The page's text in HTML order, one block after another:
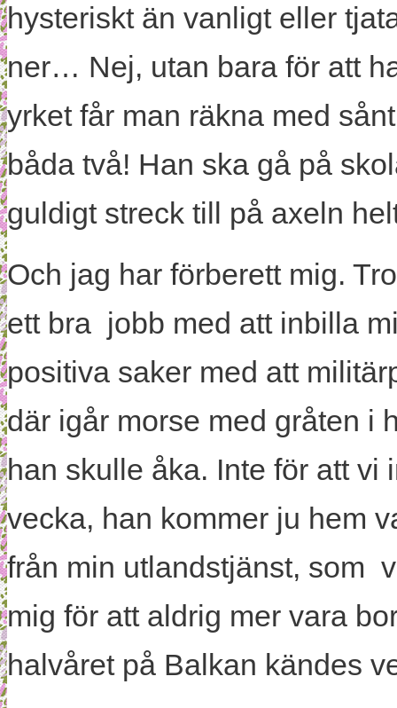
hysteriskt än vanligt eller
ner… Nej, utan bara för att
yrket får man räkna med
båda två! Han ska gå på
guldigt streck till på axeln
Och jag har förberett mig.
ett bra jobb med att inbilla
positiva saker med att
där igår morse med gråten i
han skulle åka. Inte för att vi
vecka, han kommer ju hem
från min utlandstjänst, som
mig för att aldrig mer vara
halvåret på Balkan kändes